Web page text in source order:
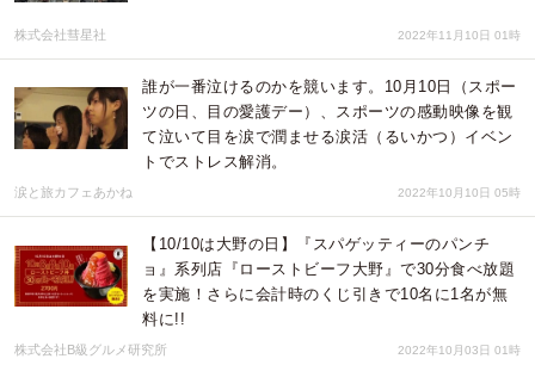
株式会社彗星社 2022年11月10日 01時
誰が一番泣けるのかを競います。10月10日（スポー
ツの日、目の愛護デー）、スポーツの感動映像を観
て泣いて目を涙で潤ませる涙活（るいかつ）イベン
トでストレス解消。
涙と旅カフェあかね 2022年10月10日 05時
【10/10は大野の日】『スパゲッティーのパンチ
ョ』系列店『ローストビーフ大野』で30分食べ放題
を実施！さらに会計時のくじ引きで10名に1名が無
料に!!
株式会社B級グルメ研究所 2022年10月03日 01時